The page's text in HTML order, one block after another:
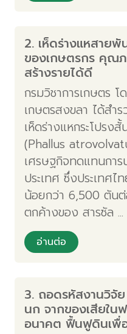
2. เห็ดร่างแหสายพั
ของเกษตรกร คุณ
สร้างรายได้ดี
กรมวิชาการเกษตร
เกษตรสงขลา ได้สำ
เห็ดร่างแหกระโปรง
(Phallus
เศรษฐกิจทดแทนการ
ประเทศ ซึ่งประเทศไ
น้อยกว่า 6,500 ตัน
ตกค้างของ สารซัล ...
อ่านต่อ
3. ถอดรหัสงานวิจั
นก จากของเสียใ
อนาคต ฟื้นฟูดินเพื่